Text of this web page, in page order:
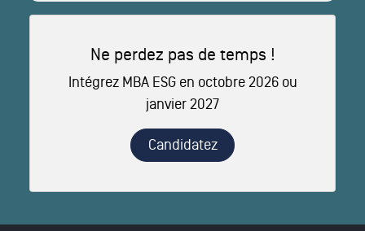
Ne perdez pas de temps !
Intégrez MBA ESG en octobre 2026 ou
janvier 2027
Candidatez